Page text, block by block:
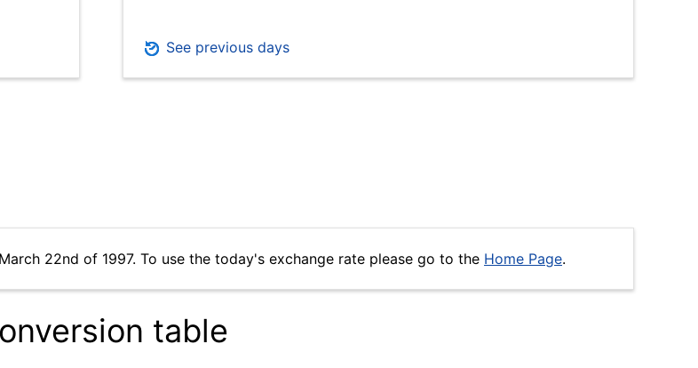
See previous days
22nd of 1997. To use the today's exchange rate please go to the Home Page.
table